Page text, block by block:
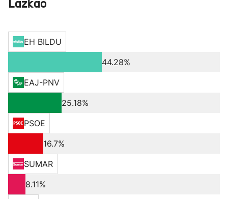
Lazkao
EH BILDU
44.28%
EAJ-PNV
25.18%
PSOE
16.7%
SUMAR
8.11%